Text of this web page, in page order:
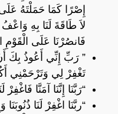
إِصْرًا كَمَا حَمَلْتَهُ عَلَى
لاَ طَاقَةَ لَنَا بِهِ وَاعْفُ
فَانصُرْنَا عَلَى الْقَوْمِ
” رَبِّ إِنِّي أَعُوذُ بِكَ
تَغْفِرْ لِي وَتَرْحَمْنِي
“رَبَّنَا إِنَّنَا آمَنَّا فَاغْفِرْ
“ربَّنَا اغْفِرْ لَنَا